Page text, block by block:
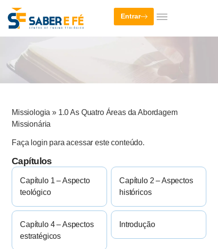
Entrar
Missiologia » 1.0 As Quatro Áreas da Abordagem
Missionária
Faça login para acessar este conteúdo.
Capítulos
Capítulo 1 – Aspecto
teológico
Capítulo 2 – Aspectos
históricos
Capítulo 4 – Aspectos
estratégicos
Introdução